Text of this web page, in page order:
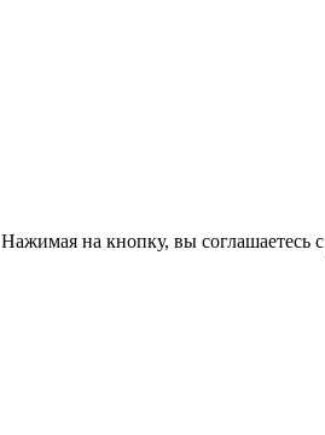
Нажимая на кнопку, вы соглашаетесь с